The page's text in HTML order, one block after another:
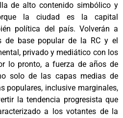
de alto contenido simbólico y
la ciudad es la capital
política del país. Volverán a
de base popular de la RC y el
privado y mediático con los
lo pronto, a fuerza de años de
solo de las capas medias de
populares, inclusive marginales,
la tendencia progresista que
a los votantes de la